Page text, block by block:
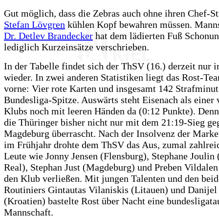
Gut möglich, dass die Zebras auch ohne ihren Chef-
Stefan Lövgren kühlen Kopf bewahren müssen.
Dr. Detlev Brandecker hat dem lädierten Fuß
lediglich Kurzeinsätze verschrieben.
In der Tabelle findet sich der ThSV (16.) derzeit nur
wieder. In zwei anderen Statistiken liegt das Rost-
vorne: Vier rote Karten und insgesamt 142
Bundesliga-Spitze. Auswärts steht Eisenach als einer
Klubs noch mit leeren Händen da (0:12 Punkte).
die Thüringer bisher nicht nur mit dem 21:19-Sieg
Magdeburg überrascht. Nach der Insolvenz der
im Frühjahr drohte dem ThSV das Aus, zumal
Leute wie Jonny Jensen (Flensburg), Stephane Joulin
Real), Stephan Just (Magdeburg) und Preben
den Klub verließen. Mit jungen Talenten und den
Routiniers Gintautas Vilaniskis (Litauen) und
(Kroatien) bastelte Rost über Nacht eine
Mannschaft.